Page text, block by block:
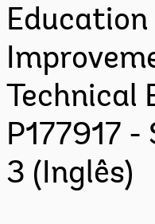
Education
Technical
P177917 -
3 (Inglês)